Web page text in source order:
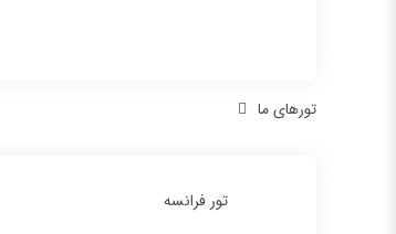
تورهای ما
تور فرانسه